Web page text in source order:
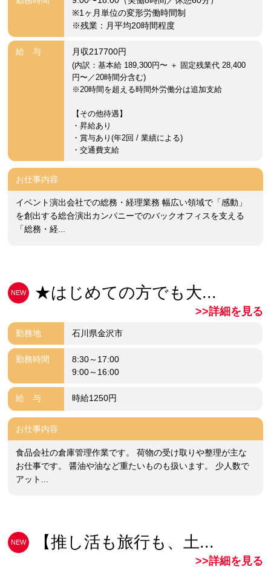
※1ヶ月単位の変形労働時間制
※残業：月平均20時間程度
給 与 月収217700円
(内訳：基本給 189,300円〜 ＋ 固定残業代 28,400
円〜／20時間分含む)
※20時間を超える時間外労働分は追加支給
【その他待遇】
・昇給あり
・賞与あり(年2回 / 業績による)
・交通費支給
お仕事内容
イベント演出会社での総務・経理業務 幅広い領域で「感動」
を創出する総合演出カンパニーでのバックオフィスを支える
「総務・経...
NEW ★はじめての方でも大...
>>詳細を見る
勤務地 石川県金沢市
勤務時間
8:30～17:00
9:00～16:00
給 与 時給1250円
お仕事内容
食品会社の倉庫管理作業です。 荷物の受け取りや整理が主な
お仕事です。 醤油や油など重たいものも扱います。 少人数で
アット...
NEW 【推し活も旅行も、土...
>>詳細を見る